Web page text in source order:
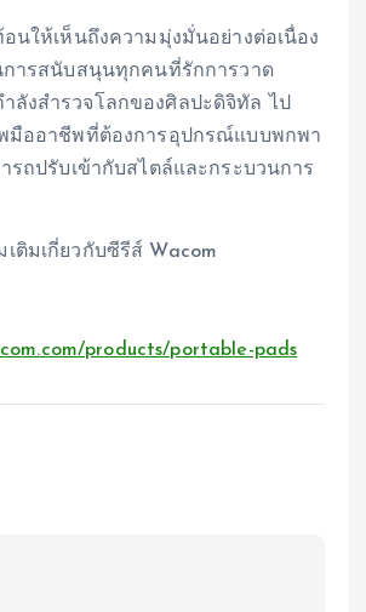
นให้เห็นถึงความมุ่งมั่นอย่างต่อเนื่อง
การสนับสนุนทุกคนที่รักการวาด
ลังสำรวจโลกของศิลปะดิจิทัล ไป
มืออาชีพที่ต้องการอุปกรณ์แบบพกพา
รถปรับเข้ากับสไตล์และกระบวนการ
ติมเกี่ยวกับซีรีส์ Wacom
products/portable-pads